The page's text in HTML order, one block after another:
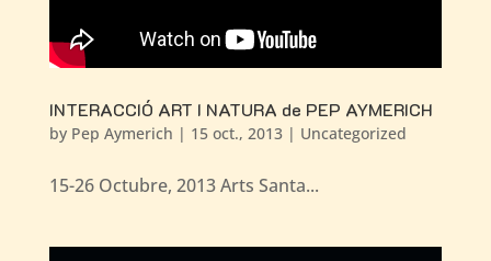
INTERACCIÓ ART I NATURA de PEP AYMERICH
by Pep Aymerich | 15 oct., 2013| Uncategorized
15-26 Octubre, 2013 Arts Santa...